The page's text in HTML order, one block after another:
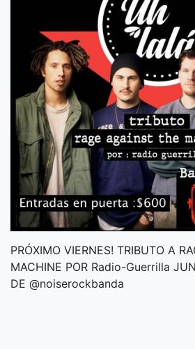
PRÓXIMO VIERNES! TRIBUTO A
MACHINE POR Radio-Guerrilla
DE @noiserockbanda